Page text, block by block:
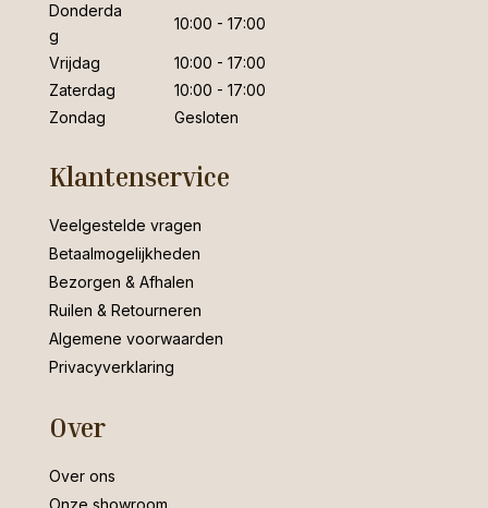
Donderda
g
10:00 - 17:00
Vrijdag
10:00 - 17:00
Zaterdag
10:00 - 17:00
Zondag
Gesloten
Klantenservice
Veelgestelde vragen
Betaalmogelijkheden
Bezorgen & Afhalen
Ruilen & Retourneren
Algemene voorwaarden
Privacyverklaring
Over
Over ons